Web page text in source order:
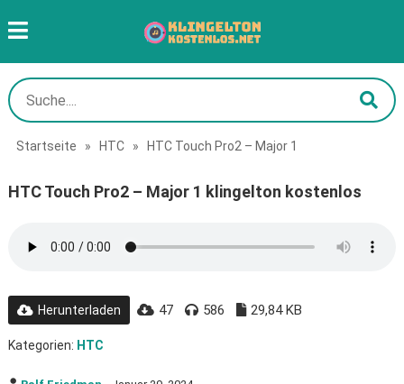
Startseite » HTC » HTC Touch Pro2 – Major 1
HTC Touch Pro2 – Major 1 klingelton kostenlos
Herunterladen 47 586 29,84 KB
Kategorien: HTC